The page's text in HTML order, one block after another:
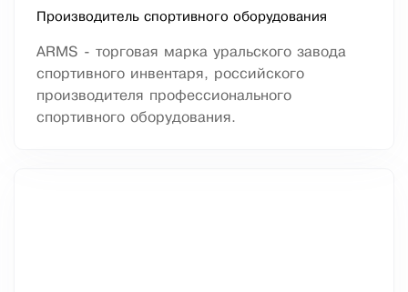
Производитель спортивного оборудования
ARMS - торговая марка уральского завода
спортивного инвентаря, российского
производителя профессионального
спортивного оборудования.